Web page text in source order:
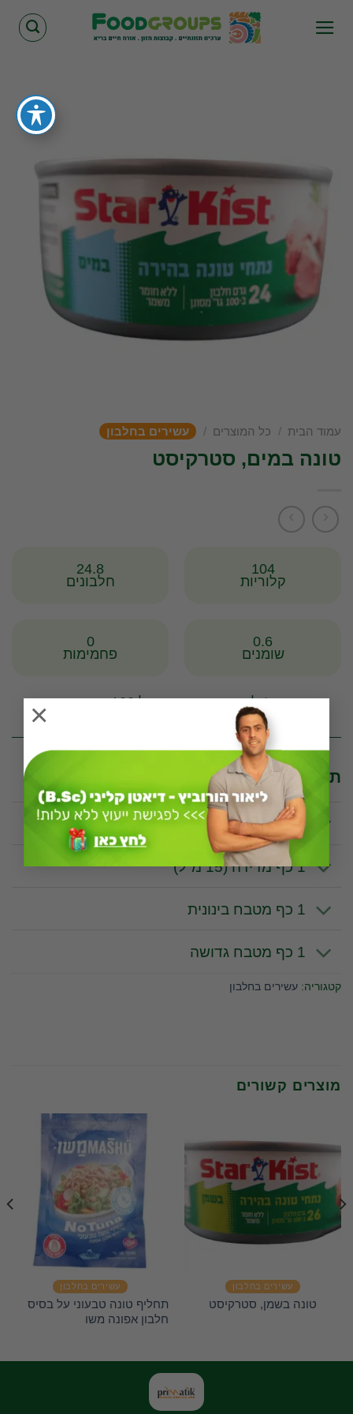
×
עמוד הבית / כל המוצרים / עשירים בחלבון
טונה במים, סטרקיסט
104
קלוריות
24.8
חלבונים
0.6
שומנים
0
פחמימות
* לפי יחידה מדידה של 100 גרם
תכונות וערכים תזונתיים לפי יחידת מידה
1 יחידה
1 כף מדידה (15 מ"ל)
1 כף מטבח בינונית
1 כף מטבח גדושה
קטגוריה: עשירים בחלבון
מוצרים קשורים
עשירים בחלבון
טונה בשמן, סטרקיסט
עשירים בחלבון
תחליף טונה טבעוני על בסיס
חלבון אפונה משו